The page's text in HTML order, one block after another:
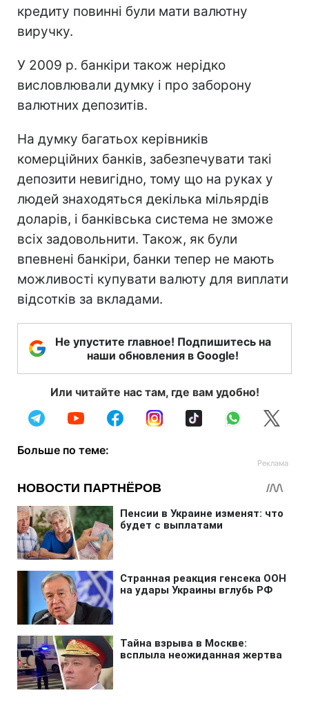
кредиту повинні були мати валютну
виручку.
У 2009 р. банкіри також нерідко
висловлювали думку і про заборону
валютних депозитів.
На думку багатьох керівників
комерційних банків, забезпечувати такі
депозити невигідно, тому що на руках у
людей знаходяться декілька мільярдів
доларів, і банківська система не зможе
всіх задовольнити. Також, як були
впевнені банкіри, банки тепер не мають
можливості купувати валюту для виплати
відсотків за вкладами.
Не упустите главное! Подпишитесь на
наши обновления в Google!
Или читайте нас там, где вам удобно!
Больше по теме: